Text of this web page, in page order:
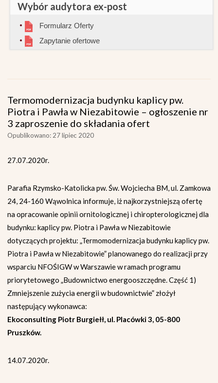
Wybór audytora ex-post
Formularz Oferty
Zapytanie ofertowe
Termomodernizacja budynku kaplicy pw.
Piotra i Pawła w Niezabitowie – ogłoszenie nr
3 zaproszenie do składania ofert
Opublikowano: 27 lipiec 2020
27.07.2020r.
Parafia Rzymsko-Katolicka pw. Św. Wojciecha BM, ul. Zamkowa
24, 24-160 Wąwolnica informuje, iż najkorzystniejszą ofertę
na opracowanie opinii ornitologicznej i chiropterologicznej dla
budynku: kaplicy pw. Piotra i Pawła w Niezabitowie
dotyczących projektu: „Termomodernizacja budynku kaplicy pw.
Piotra i Pawła w Niezabitowie” planowanego do realizacji przy
wsparciu NFOŚIGW w Warszawie w ramach programu
priorytetowego „Budownictwo energooszczędne. Część 1)
Zmniejszenie zużycia energii w budownictwie” złożył
następujący wykonawca:
Ekoconsulting Piotr Burgiełł, ul. Placówki 3, 05-800
Pruszków.
14.07.2020r.